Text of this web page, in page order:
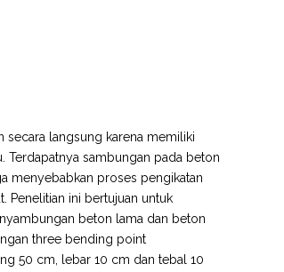
langsung karena memiliki
Terdapatnya sambungan pada beton
menyebabkan proses pengikatan
Penelitian ini bertujuan untuk
beton lama dan beton
three bending point
50 cm, lebar 10 cm dan tebal 10